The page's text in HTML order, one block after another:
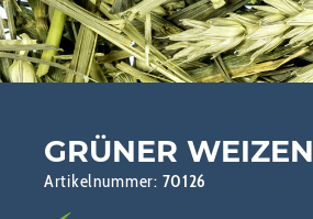
GRÜNER WEIZEN
Artikelnummer: 70126